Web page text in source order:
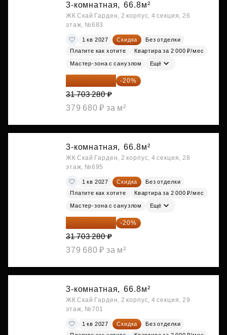
3-комнатная, 66.8м²
ЖК Скай Гарден, 2 корпус, 4 секция, 26
этаж, №683
1 кв 2027 Скидка
Без отделки
Платите как хотите
Квартира за 2 000 ₽/мес
Мастер-зона с санузлом Ещё
25 362 624 ₽ -20%
31 703 280 ₽
379 680 ₽ за м²
3-комнатная, 66.8м²
ЖК Скай Гарден, 2 корпус, 4 секция, 28
этаж, №695
1 кв 2027 Скидка
Без отделки
Платите как хотите
Квартира за 2 000 ₽/мес
Мастер-зона с санузлом Ещё
25 362 624 ₽ -20%
31 703 280 ₽
379 680 ₽ за м²
3-комнатная, 66.8м²
ЖК Скай Гарден, 2 корпус, 4 секция, 29
этаж, №701
1 кв 2027 Скидка
Без отделки